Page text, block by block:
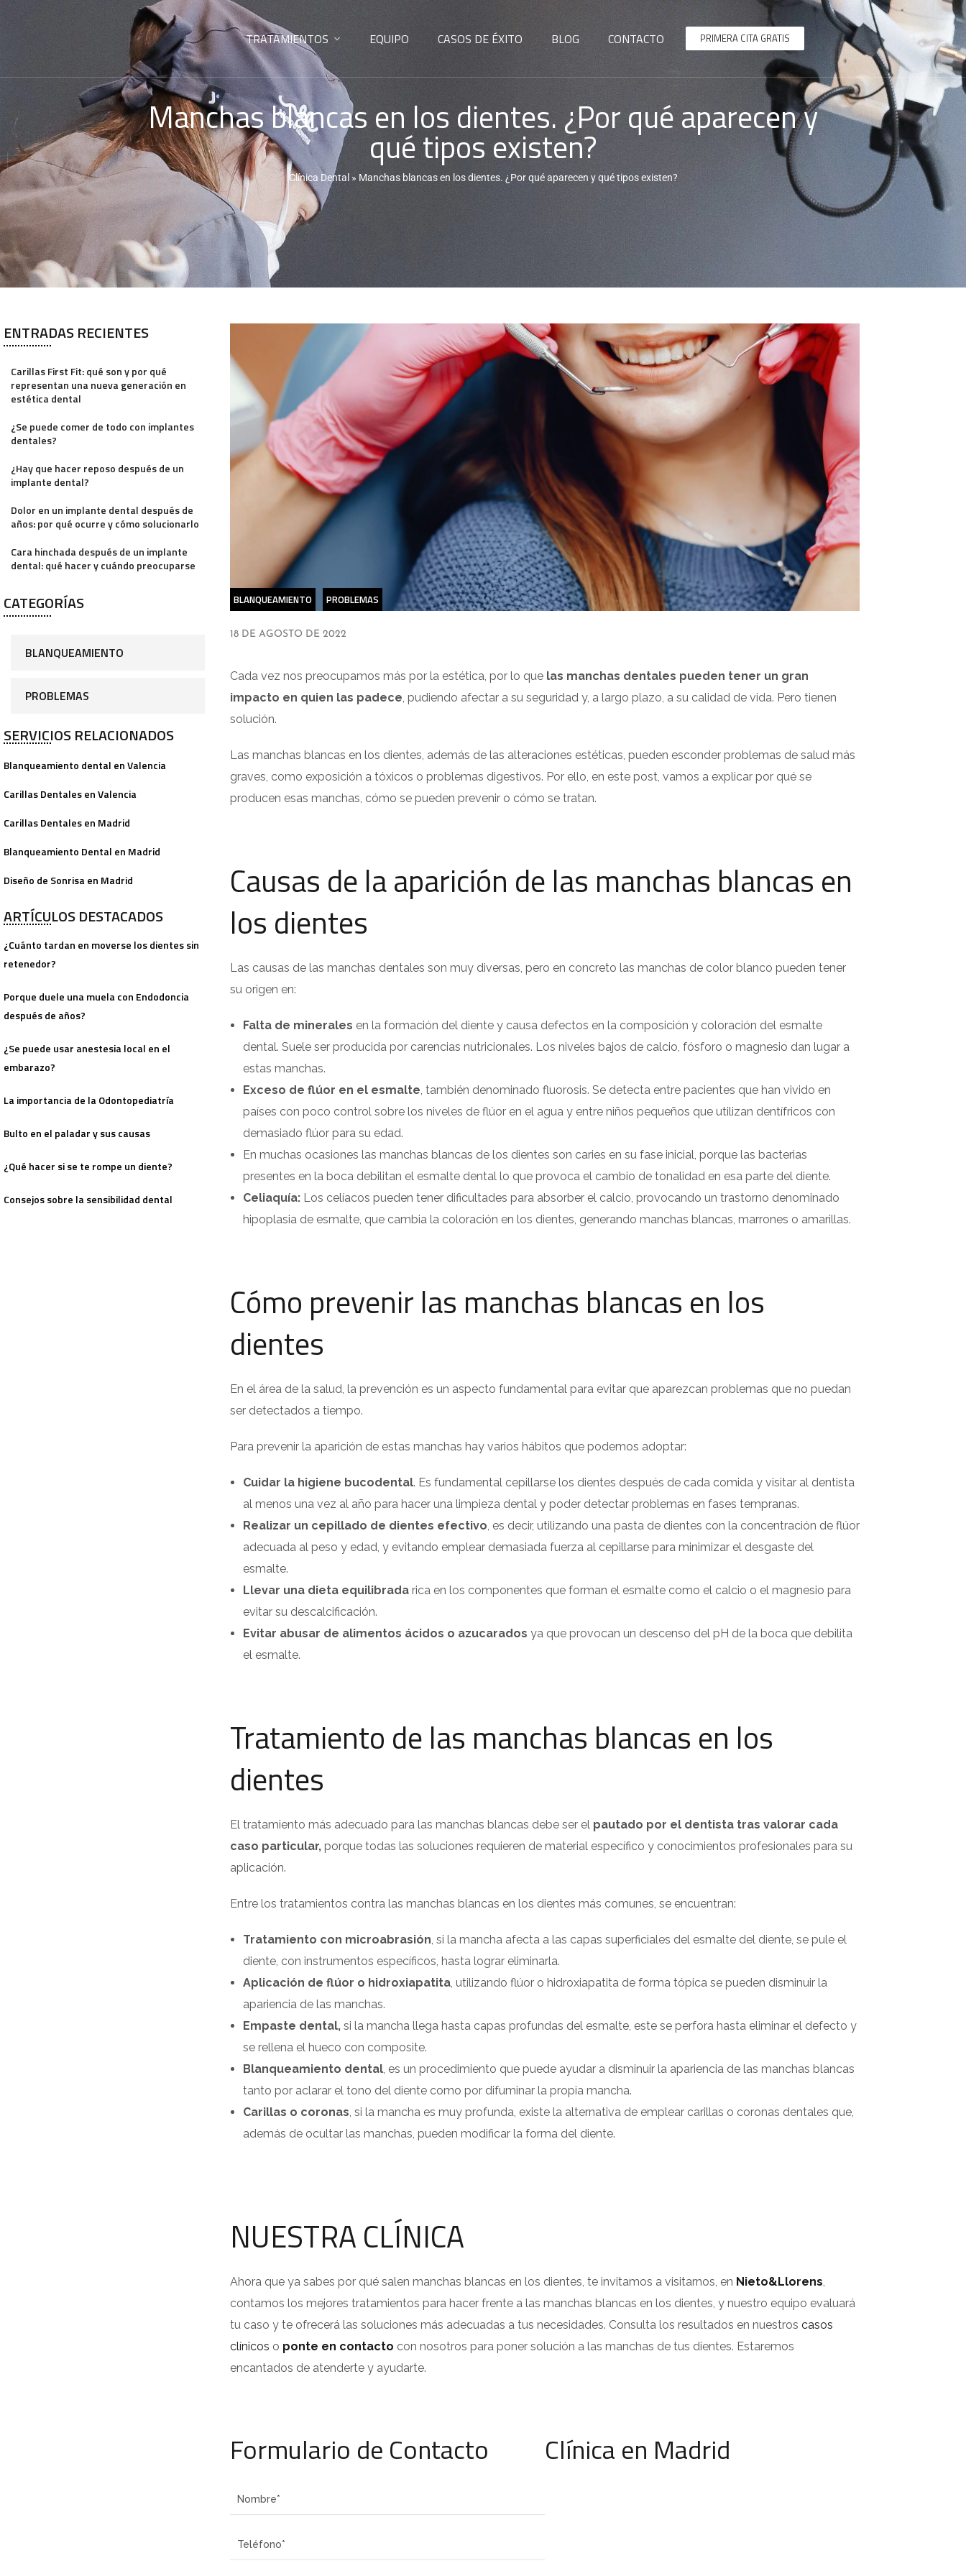
TRATAMIENTOS EQUIPO CASOS DE ÉXITO BLOG CONTACTO PRIMERA CITA GRATIS
Manchas blancas en los dientes. ¿Por qué aparecen y
qué tipos existen?
Clínica Dental» Manchas blancas en los dientes. ¿Por qué aparecen y qué tipos existen?
ENTRADAS RECIENTES
Carillas First Fit: qué son y por qué
representan una nueva generación en
estética dental
¿Se puede comer de todo con implantes
dentales?
¿Hay que hacer reposo después de un
implante dental?
Dolor en un implante dental después de
años: por qué ocurre y cómo solucionarlo
Cara hinchada después de un implante
dental: qué hacer y cuándo preocuparse
CATEGORÍAS
BLANQUEAMIENTO
PROBLEMAS
SERVICIOS RELACIONADOS
Blanqueamiento dental en Valencia
Carillas Dentales en Valencia
Carillas Dentales en Madrid
Blanqueamiento Dental en Madrid
Diseño de Sonrisa en Madrid
ARTÍCULOS DESTACADOS
¿Cuánto tardan en moverse los dientes sin
retenedor?
Porque duele una muela con Endodoncia
después de años?
¿Se puede usar anestesia local en el
embarazo?
La importancia de la Odontopediatría
Bulto en el paladar y sus causas
¿Qué hacer si se te rompe un diente?
Consejos sobre la sensibilidad dental
BLANQUEAMIENTO PROBLEMAS
18 DE AGOSTO DE 2022
Cada vez nos preocupamos más por la estética, por lo que las manchas dentales pueden tener un gran
impacto en quien las padece, pudiendo afectar a su seguridad y, a largo plazo, a su calidad de vida. Pero tienen
solución.
Las manchas blancas en los dientes, además de las alteraciones estéticas, pueden esconder problemas de salud más
graves, como exposición a tóxicos o problemas digestivos. Por ello, en este post, vamos a explicar por qué se
producen esas manchas, cómo se pueden prevenir o cómo se tratan.
Causas de la aparición de las manchas blancas en
los dientes
Las causas de las manchas dentales son muy diversas, pero en concreto las manchas de color blanco pueden tener
su origen en:
Falta de minerales en la formación del diente y causa defectos en la composición y coloración del esmalte
dental. Suele ser producida por carencias nutricionales. Los niveles bajos de calcio, fósforo o magnesio dan lugar a
estas manchas.
Exceso de flúor en el esmalte, también denominado fluorosis. Se detecta entre pacientes que han vivido en
países con poco control sobre los niveles de flúor en el agua y entre niños pequeños que utilizan dentífricos con
demasiado flúor para su edad.
En muchas ocasiones las manchas blancas de los dientes son caries en su fase inicial, porque las bacterias
presentes en la boca debilitan el esmalte dental lo que provoca el cambio de tonalidad en esa parte del diente.
Celiaquía: Los celíacos pueden tener dificultades para absorber el calcio, provocando un trastorno denominado
hipoplasia de esmalte, que cambia la coloración en los dientes, generando manchas blancas, marrones o amarillas.
Cómo prevenir las manchas blancas en los
dientes
En el área de la salud, la prevención es un aspecto fundamental para evitar que aparezcan problemas que no puedan
ser detectados a tiempo.
Para prevenir la aparición de estas manchas hay varios hábitos que podemos adoptar:
Cuidar la higiene bucodental. Es fundamental cepillarse los dientes después de cada comida y visitar al dentista
al menos una vez al año para hacer una limpieza dental y poder detectar problemas en fases tempranas.
Realizar un cepillado de dientes efectivo, es decir, utilizando una pasta de dientes con la concentración de flúor
adecuada al peso y edad, y evitando emplear demasiada fuerza al cepillarse para minimizar el desgaste del
esmalte.
Llevar una dieta equilibrada rica en los componentes que forman el esmalte como el calcio o el magnesio para
evitar su descalcificación.
Evitar abusar de alimentos ácidos o azucarados ya que provocan un descenso del pH de la boca que debilita
el esmalte.
Tratamiento de las manchas blancas en los
dientes
El tratamiento más adecuado para las manchas blancas debe ser el pautado por el dentista tras valorar cada
caso particular, porque todas las soluciones requieren de material específico y conocimientos profesionales para su
aplicación.
Entre los tratamientos contra las manchas blancas en los dientes más comunes, se encuentran:
Tratamiento con microabrasión, si la mancha afecta a las capas superficiales del esmalte del diente, se pule el
diente, con instrumentos específicos, hasta lograr eliminarla.
Aplicación de flúor o hidroxiapatita, utilizando flúor o hidroxiapatita de forma tópica se pueden disminuir la
apariencia de las manchas.
Empaste dental, si la mancha llega hasta capas profundas del esmalte, este se perfora hasta eliminar el defecto y
se rellena el hueco con composite.
Blanqueamiento dental, es un procedimiento que puede ayudar a disminuir la apariencia de las manchas blancas
tanto por aclarar el tono del diente como por difuminar la propia mancha.
Carillas o coronas, si la mancha es muy profunda, existe la alternativa de emplear carillas o coronas dentales que,
además de ocultar las manchas, pueden modificar la forma del diente.
NUESTRA CLÍNICA
Ahora que ya sabes por qué salen manchas blancas en los dientes, te invitamos a visitarnos, en Nieto&Llorens,
contamos los mejores tratamientos para hacer frente a las manchas blancas en los dientes, y nuestro equipo evaluará
tu caso y te ofrecerá las soluciones más adecuadas a tus necesidades. Consulta los resultados en nuestros casos
clínicos o ponte en contacto con nosotros para poner solución a las manchas de tus dientes. Estaremos
encantados de atenderte y ayudarte.
Formulario de Contacto Clínica en Madrid